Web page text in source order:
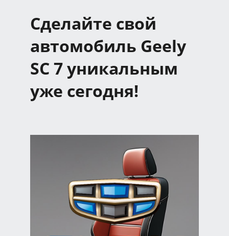
Сделайте свой
автомобиль Geely
SC 7 уникальным
уже сегодня!